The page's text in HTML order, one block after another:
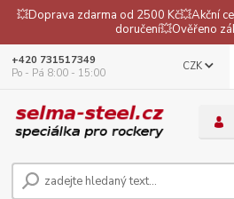
💥Doprava zdarma od 2500 Kč💥Akční
doručení💥Ověřeno
CZK
+420 731517349
Po - Pá 8:00 - 15:00